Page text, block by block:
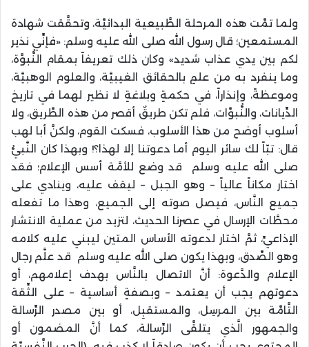
ولما تمَّت هذه المرحلة الطَّبيعية البدائيَّة، وتحقَّقت شهادة
المستمعين؛ قال رسول الله صلى الله عليه وسلم: «فإنِّي نذير
لكم بين يدي عذاب شديد» وكان ذلك تعريفاً بمقام النُّبوَّة،
وما ينفرد به من علمٍ بالحقائق الغيبيَّة، والعلوم الوهبيَّة،
وموعظةً، وإنذاراً، في حكمةٍ وبلاغةٍ لا نظير لهما في تاريخ
الدِّيانات، والنُّبوَّات، فلم تكن طريقٌ أقصر من هذه الطَّريق، ولا
أسلوب أوضح من هذا الأسلوب، فسكت القوم، ولكنَّ أبا لهب
قال: تبّاً لك سائر اليوم أما دعوتنا إلا لهذا؟! وبهذا كان النَّبيُّ
صلى الله عليه وسلم قد وضع للأمَّة أسس الإعلام؛ فقد
اختار مكاناً عالياً – وهو الجبل – ليقف عليه، وينادي على
جميع النَّاس، فيصل صوته إلى الجميع، وهذا ما تفعله
محطَّات الإرسال في عصرنا الحديث، لتزيد من عملية الانتشار
الإذاعيِّ، ثمَّ اختار لدعوته الأساس المتين ليبني عليه كلامه
وهو الصِّدق، وبهذا يكون صلى الله عليه وسلم قد علَّم رجال
الإعلام والدَّعوة: أنَّ الاتصال بالنَّاس بهدف إعلامهم، أو
دعوتهم يجب أن يعتمد – وبصفةٍ أساسية – على الثِّقة
التَّامَّة بين المرسِل، والمستقبِل، أو بين مصدر الرِّسالة
والجمهور الَّذي يتلقَّى الرِّسالة، كما أنَّ المضمون أو